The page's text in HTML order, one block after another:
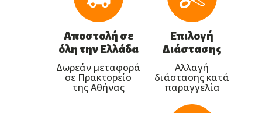
Αποστολή σε
όλη την Ελλάδα
Δωρεάν μεταφορά
σε Πρακτορείο
της Αθήνας
Επιλογή
Διάστασης
Αλλαγή
διάστασης κατά
παραγγελία